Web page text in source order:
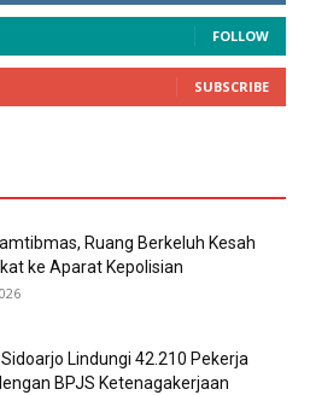
FOLLOW
SUBSCRIBE
Ruang Berkeluh Kesah
ke Aparat Kepolisian
Lindungi 42.210 Pekerja
BPJS Ketenagakerjaan